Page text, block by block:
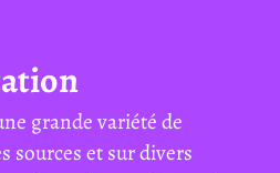
grande variété de
sources et sur divers